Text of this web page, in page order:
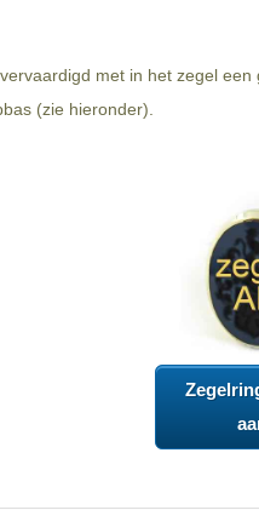
met in het zegel
(zie hieronder).